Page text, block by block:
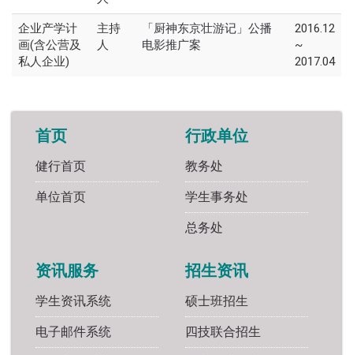
企业产学计
画(含公营及
私人企业)
主持
人
「厨神东京壮游记」公播
电影推广案
2016.12
~
2017.04
首页
健行首页
单位首页
行政单位
教务处
学生事务处
总务处
资讯服务
学生资讯系统
电子邮件系统
招生资讯
硕士班招生
四技联合招生